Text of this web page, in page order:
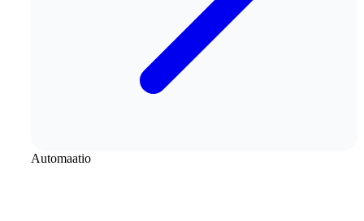
Automaatio